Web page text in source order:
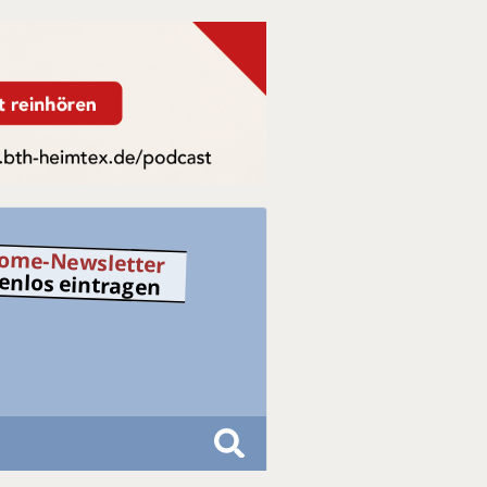
Newsletter
eintragen
S